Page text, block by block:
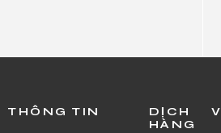
THÔNG TIN
DỊCH
HÀNG